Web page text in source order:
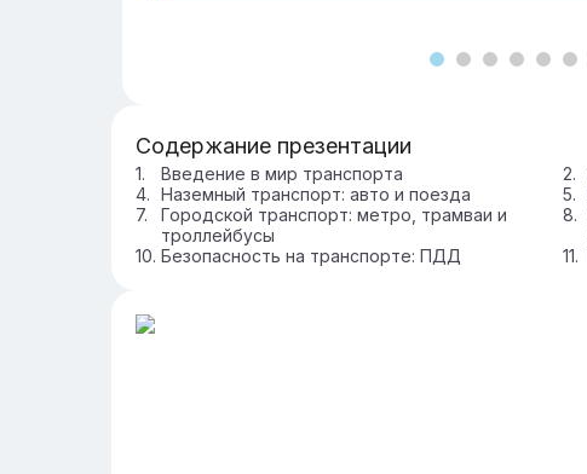
Содержание презентации
Введение в мир транспорта
Наземный транспорт: авто и поезда
Городской транспорт: метро, трамваи и
троллейбусы
Безопасность на транспорте: ПДД